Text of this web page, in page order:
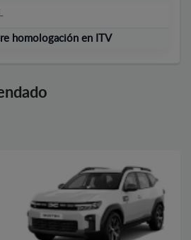
homologación en ITV